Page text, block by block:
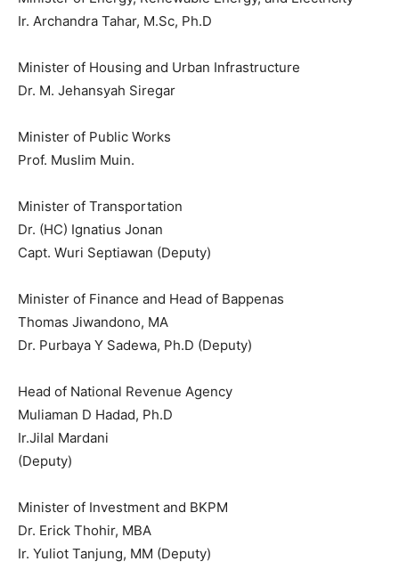
Ir. Archandra Tahar, M.Sc, Ph.D
Minister of Housing and Urban Infrastructure
Dr. M. Jehansyah Siregar
Minister of Public Works
Prof. Muslim Muin.
Minister of Transportation
Dr. (HC) Ignatius Jonan
Capt. Wuri Septiawan (Deputy)
Minister of Finance and Head of Bappenas
Thomas Jiwandono, MA
Dr. Purbaya Y Sadewa, Ph.D (Deputy)
Head of National Revenue Agency
Muliaman D Hadad, Ph.D
Ir.Jilal Mardani
(Deputy)
Minister of Investment and BKPM
Dr. Erick Thohir, MBA
Ir. Yuliot Tanjung, MM (Deputy)